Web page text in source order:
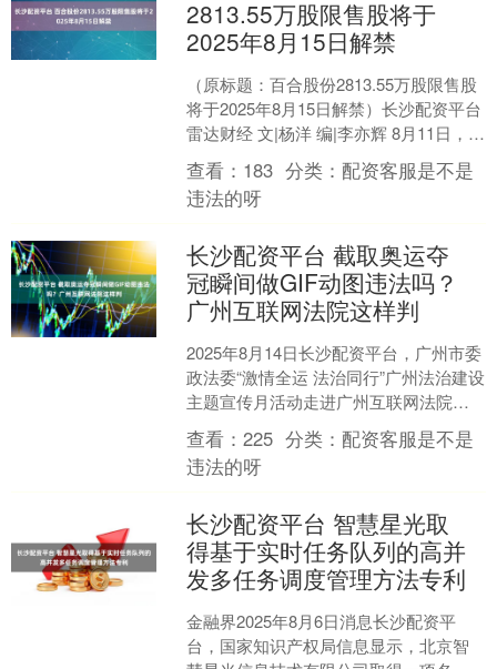
2813.55万股限售股将于
2025年8月15日解禁
（原标题：百合股份2813.55万股限售股
将于2025年8月15日解禁）长沙配资平台
雷达财经 文|杨洋 编|李亦辉 8月11日，威
海百合生物技术股份有限公司（....
查看： 183 分类：配资客服是不是
违法的呀
长沙配资平台 截取奥运夺
冠瞬间做GIF动图违法吗？
广州互联网法院这样判
2025年8月14日长沙配资平台，广州市委
政法委“激情全运 法治同行”广州法治建设
主题宣传月活动走进广州互联网法院。
在新闻发布会上，广州互联网法院通报
了护航数....
查看：225 分类：配资客服是不是
违法的呀
长沙配资平台 智慧星光取
得基于实时任务队列的高并
发多任务调度管理方法专利
金融界2025年8月6日消息长沙配资平
台，国家知识产权局信息显示，北京智